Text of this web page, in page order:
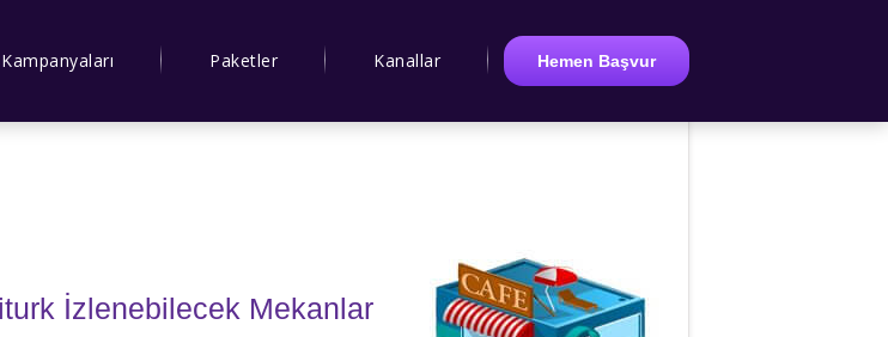
Paketler Kanallar Hemen Başvur
İzlenebilecek Mekanlar